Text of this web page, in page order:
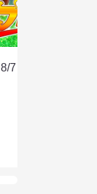
7 19:30）